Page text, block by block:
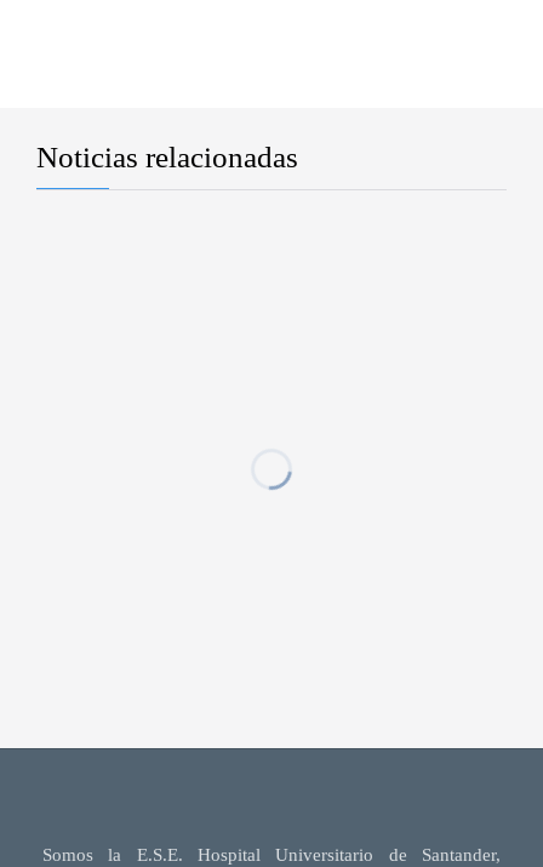
Noticias relacionadas
Somos la E.S.E. Hospital Universitario de Santander,